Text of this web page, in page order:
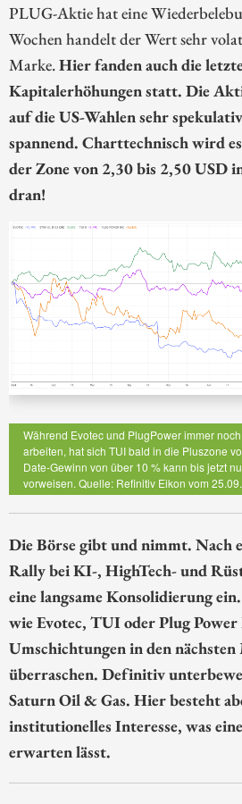
PLUG-Aktie hat eine
Wochen handelt der Wert sehr
Marke.Hier fanden auch die
Kapitalerhöhungen statt. Die
auf die US-Wahlen sehr
spannend. Charttechnisch wird
der Zone von 2,30 bis 2,50 USD
dran!
Während Evotec und PlugPower immer
arbeiten, hat sich TUI bald in die Pluszone
Date-Gewinn von über 10 % kann bis jetzt
vorweisen. Quelle: Refinitiv Eikon vom
Die Börse gibt und nimmt. Nach
Rally bei KI-, HighTech- und
eine langsame Konsolidierung
wie Evotec, TUI oder Plug
Umschichtungen in den
überraschen. Definitiv
Saturn Oil & Gas. Hier besteht
institutionelles Interesse, was
erwarten lässt.